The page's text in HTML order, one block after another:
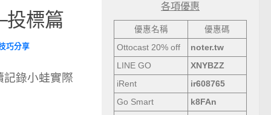
投標篇
巧分享
記錄小蛙實際
各項優惠
優惠名稱
優惠碼
Ottocast 20% off
noter.tw
LINE GO
XNYBZZ
iRent
ir608765
Go Smart
k8FAn